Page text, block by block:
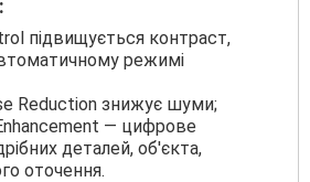
підвищується контраст,
режимі
Reduction знижує шуми;
— цифрове
деталей, об'єкта,
оточення.